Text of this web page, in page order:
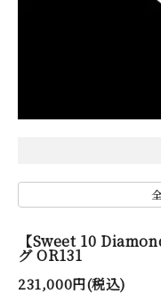
【Sweet 10
グ OR131
231,000円(税込)